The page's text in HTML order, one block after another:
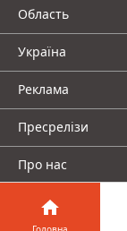
Область
Україна
Реклама
Пресрелізи
Про нас